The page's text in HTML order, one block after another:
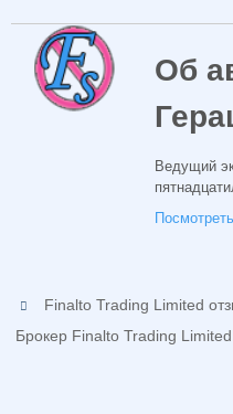
Об
Ведущий
Finalto Trading Limited
Брокер Finalto Trading Limited